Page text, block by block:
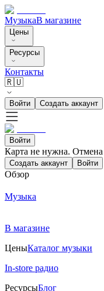
МузыкаВ магазине
Цены
Ресурсы
Контакты
🇷🇺
Войти Создать аккаунт
Войти
Карта не нужна.
Создать аккаунт Войти
Обзор
Музыка
В магазине
ЦеныКаталог музыки
In-store радио
РесурсыБлог